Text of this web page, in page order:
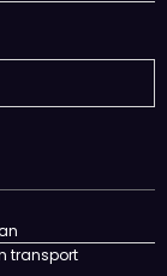
transport